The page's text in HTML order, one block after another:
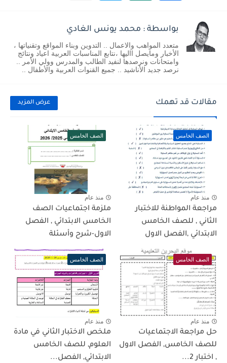
بواسطة : محمد يونس الغادي
متعدد المواهب والاعمال .. التدوين وبناء المواقع وتقنياتها ،
الأخبار ومايصل االيها ،نتابع المناسبات العربية اعياد ونتائج
وامتحانات ونرصدها لنفيد الطالب والمدرس وولي الأمر ..
نرصد جديد الأناشيد .. جميع القنوات العربية والأطفال ..
مقالات قد تهمك عرض المزيد
الصف الخامس
منذ عام
مراجعة المواطنة للاختبار
الثاني , للصف الخامس
الابتدائي ,الفصل الاول
الصف الخامس
منذ عام
ملزمة اجتماعيات الصف
الخامس الابتدائي , الفصل
الاول-شرح وأسئلة
الصف الخامس
منذ عام
حل مراجعة الاجتماعيات
للصف الخامس, الفصل الاول
, اختبار 2...
الصف الخامس
منذ عام
ملخص الاختبار الثاني في مادة
العلوم, للصف الخامس
الابتدائي, الفصل...